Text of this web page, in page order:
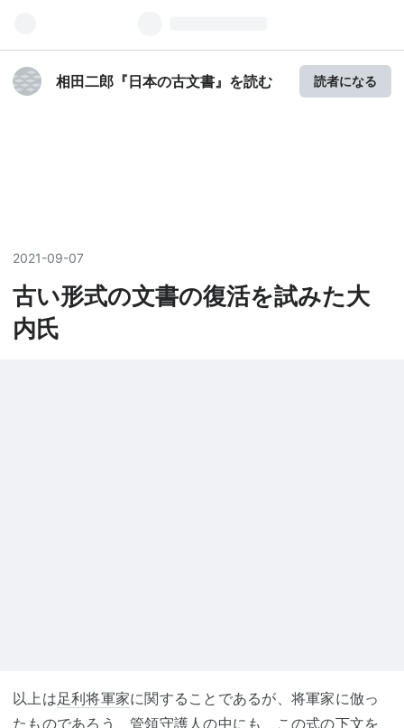
相田二郎『日本の古文書』を読む 読者になる
2021-09-07
古い形式の文書の復活を試みた大
内氏
以上は足利将軍家に関することであるが、将軍家に倣っ
たものであろう、 管領守護人の中にも、この式の下文を